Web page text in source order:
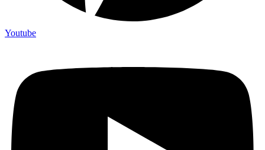
Youtube